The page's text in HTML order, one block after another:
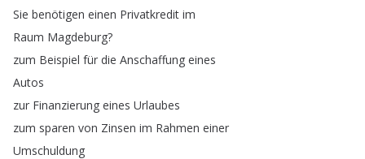
Sie benötigen einen Privatkredit im
Raum Magdeburg?
zum Beispiel für die Anschaffung eines
Autos
zur Finanzierung eines Urlaubes
zum sparen von Zinsen im Rahmen einer
Umschuldung